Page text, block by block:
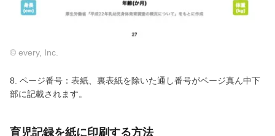
© every, Inc.
8. ページ番号：表紙、裏表紙を除いた通し番号がページ真ん中下
部に記載されます。
育児記録を紙に印刷する方法